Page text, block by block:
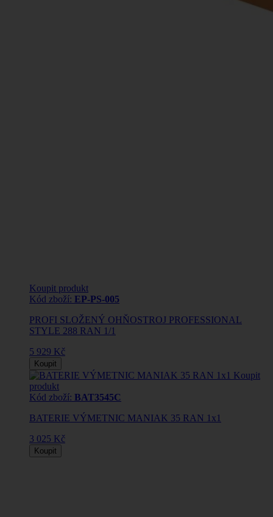
Koupit produkt
Kód zboží: EP-PS-005
PROFI SLOŽENÝ OHŇOSTROJ PROFESSIONAL
STYLE 288 RAN 1/1
5 929 Kč
Koupit
Koupit
produkt
Kód zboží: BAT3545C
BATERIE VÝMETNIC MANIAK 35 RAN 1x1
3 025 Kč
Koupit